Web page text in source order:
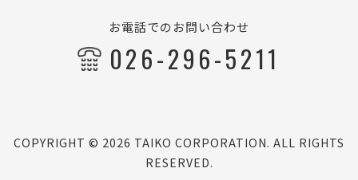
お電話でのお問い合わせ
026-296-5211
COPYRIGHT © 2026 TAIKO CORPORATION. ALL RIGHTS
RESERVED.